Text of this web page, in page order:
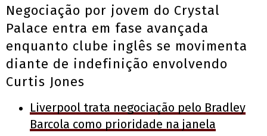
Negociação por jovem do Crystal
Palace entra em fase avançada
enquanto clube inglês se movimenta
diante de indefinição envolvendo
Curtis Jones
Liverpool trata negociação pelo Bradley
Barcola como prioridade na janela